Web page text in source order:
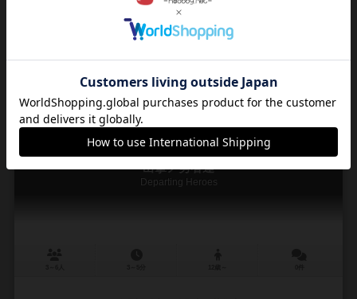
誰よりも早くヒゲを３つ集めた人の勝ち！ はじめに攻撃対象となるヒ
ゲカードを場に出します。 プレイヤーは手札のヒゲカードのアタック
効果を発動して場のカードの持ち主に戦い...
2 2 1 5
出撃ノ勇者達
Departing Heroes